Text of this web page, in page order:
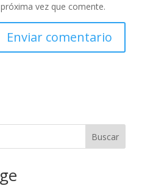
vez que comente.